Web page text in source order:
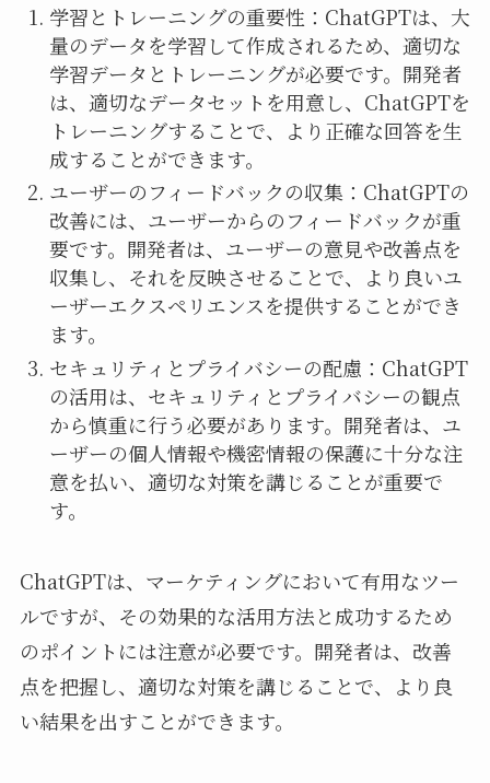
学習とトレーニングの重要性：ChatGPTは、大
量のデータを学習して作成されるため、適切な
学習データとトレーニングが必要です。開発者
は、適切なデータセットを用意し、ChatGPTを
トレーニングすることで、より正確な回答を生
成することができます。
ユーザーのフィードバックの収集：ChatGPTの
改善には、ユーザーからのフィードバックが重
要です。開発者は、ユーザーの意見や改善点を
収集し、それを反映させることで、より良いユ
ーザーエクスペリエンスを提供することができ
ます。
セキュリティとプライバシーの配慮：ChatGPT
の活用は、セキュリティとプライバシーの観点
から慎重に行う必要があります。開発者は、ユ
ーザーの個人情報や機密情報の保護に十分な注
意を払い、適切な対策を講じることが重要で
す。
ChatGPTは、マーケティングにおいて有用なツー
ルですが、その効果的な活用方法と成功するため
のポイントには注意が必要です。開発者は、改善
点を把握し、適切な対策を講じることで、より良
い結果を出すことができます。